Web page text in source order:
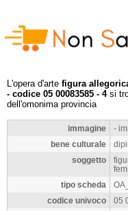
L'opera d'arte figura
- codice 05 00083585 - 4si
dell'omonima provincia
immagine
-
bene culturale
soggetto
tipo scheda
codice univoco
05